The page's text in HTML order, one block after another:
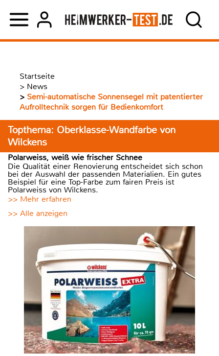
Startseite
> News
> Semi-automatische Sonnensegel mit patentierter
Aufrolltechnik sorgen für Bedienkomfort
Topthema: Oberklasse-Wandfarbe von
Wilckens
Polarweiss, weiß wie frischer Schnee
Die Qualität einer Renovierung entscheidet sich schon
bei der Auswahl der passenden Materialien. Ein gutes
Beispiel für eine Top-Farbe zum fairen Preis ist
Polarweiss von Wilckens.
>> Mehr erfahren
>> Alle anzeigen